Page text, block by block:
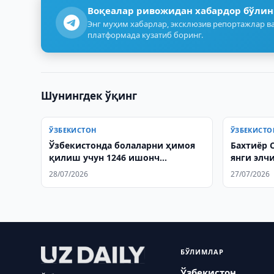
Воқеалар ривожидан хабардор
Энг муҳим хабарлар, эксклюзив репортажлар
платформада кузатиб боринг.
Шунингдек ўқинг
ЎЗБЕКИСТОН
Ўзбекистонда болаларни ҳимоя
қилиш учун 1246 ишонч
телефони ишга туширилди
28/07/2026
Бахтиёр
янги
27/07/2026
БЎЛИМЛАР